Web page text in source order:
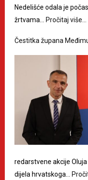
Nedelišće odala je
žrtvama…
Pročitaj više…
Čestitka župana
redarstvene akcije
dijela hrvatskoga…